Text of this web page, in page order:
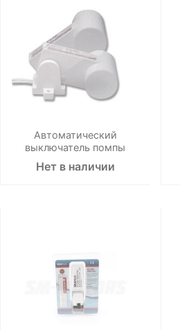
Автоматический
выключатель помпы
Нет в наличии